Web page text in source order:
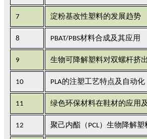
7 淀粉基改性塑料的发展趋势
8 PBAT/PBS材料合成及其应用
9 生物可降解塑料对双螺杆挤
10 PLA的注塑工艺特点及自动化
11 绿色环保材料在鞋材的应用
12 聚己内酯（PCL）生物降解